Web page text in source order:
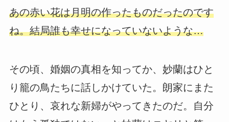
あの赤い花は月明の作ったものだったのです
ね。結局誰も幸せになっていないような…
その頃、婚姻の真相を知ってか、妙蘭はひと
り籠の鳥たちに話しかけていた。朗家にまた
ひとり、哀れな新婦がやってきたのだ。自分